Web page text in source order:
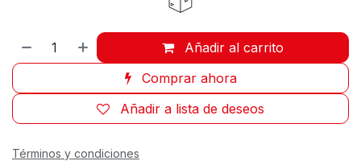
Añadir al carrito
Comprar ahora
Añadir a lista de deseos
Términos y condiciones